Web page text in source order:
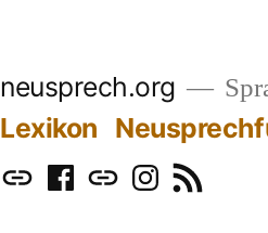
neusprech.org
Lexikon
MastodonFacebook
BlueskyInstagram
RSS